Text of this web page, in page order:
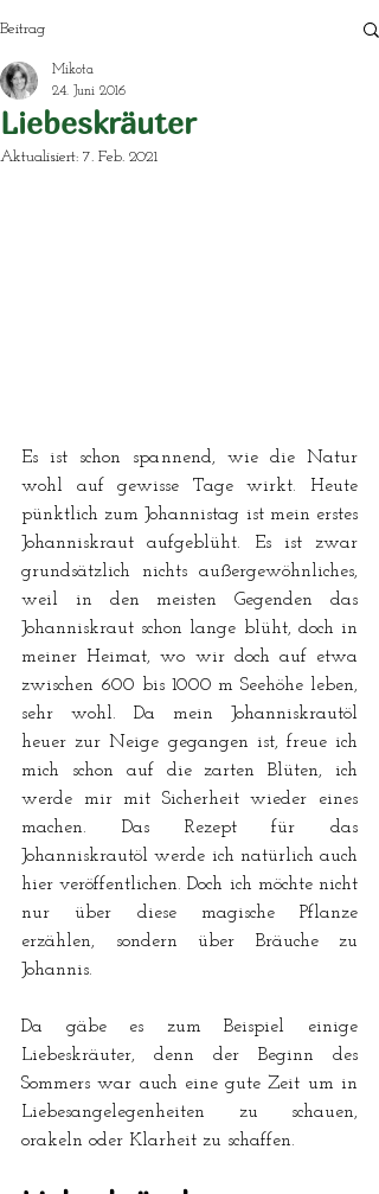
Beitrag
Liebeskräuter
Mikota
24. Juni 2016
Aktualisiert: 7. Feb. 2021
Es ist schon spannend, wie die Natur
wohl auf gewisse Tage wirkt. Heute
pünktlich zum Johannistag ist mein erstes
Johanniskraut aufgeblüht. Es ist zwar
grundsätzlich nichts außergewöhnliches,
weil in den meisten Gegenden das
Johanniskraut schon lange blüht, doch in
meiner Heimat, wo wir doch auf etwa
zwischen 600 bis 1000 m Seehöhe leben,
sehr wohl. Da mein Johanniskrautöl
heuer zur Neige gegangen ist, freue ich
mich schon auf die zarten Blüten, ich
werde mir mit Sicherheit wieder eines
machen. Das Rezept für das
Johanniskrautöl werde ich natürlich auch
hier veröffentlichen. Doch ich möchte nicht
nur über diese magische Pflanze
erzählen, sondern über Bräuche zu
Johannis.
Da gäbe es zum Beispiel einige
Liebeskräuter, denn der Beginn des
Sommers war auch eine gute Zeit um in
Liebesangelegenheiten zu schauen,
orakeln oder Klarheit zu schaffen.